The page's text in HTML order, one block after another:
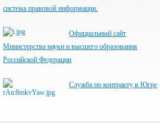
система правовой информации.
Официальный сайт
Министерства науки и высшего образования
Российской Федерации
Служба по контракту в Югре